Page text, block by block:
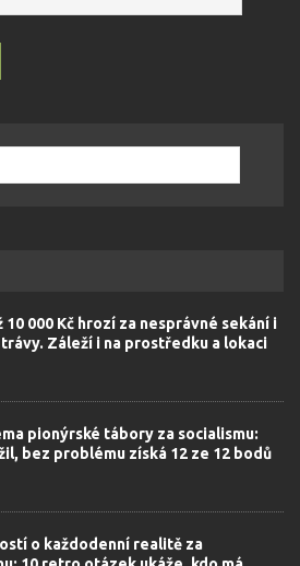
10 000 Kč hrozí za nesprávné sekání i
Záleží i na prostředku a lokaci
pionýrské tábory za socialismu:
bez problému získá 12 ze 12 bodů
o každodenní realitě za